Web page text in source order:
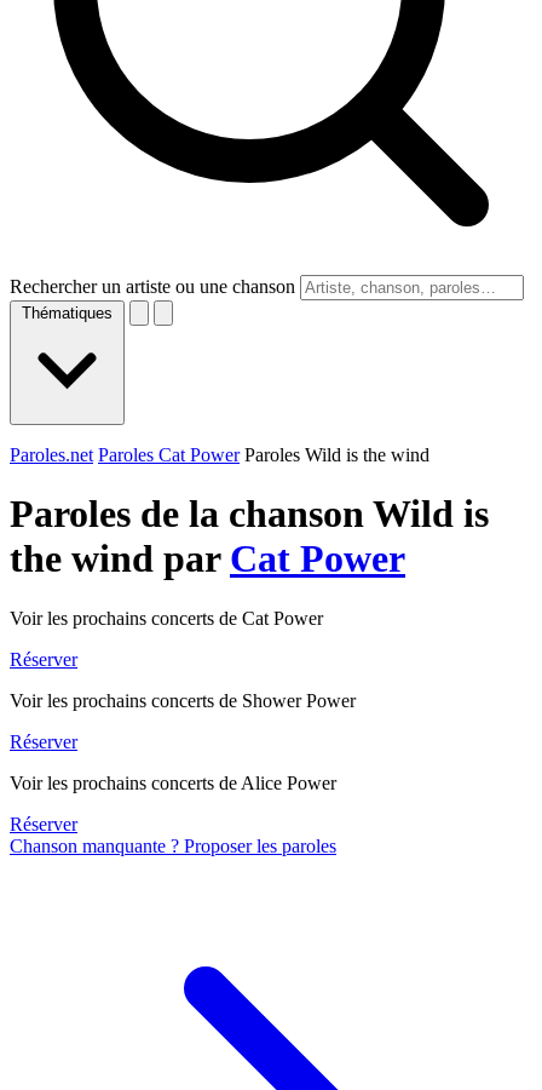
Rechercher un artiste ou une chanson
Thématiques
Paroles.net Paroles Cat Power Paroles Wild is the wind
Paroles de la chanson Wild is
the wind par Cat Power
Voir les prochains concerts de Cat Power
Réserver
Voir les prochains concerts de Shower Power
Réserver
Voir les prochains concerts de Alice Power
Réserver
Chanson manquante ? Proposer les paroles